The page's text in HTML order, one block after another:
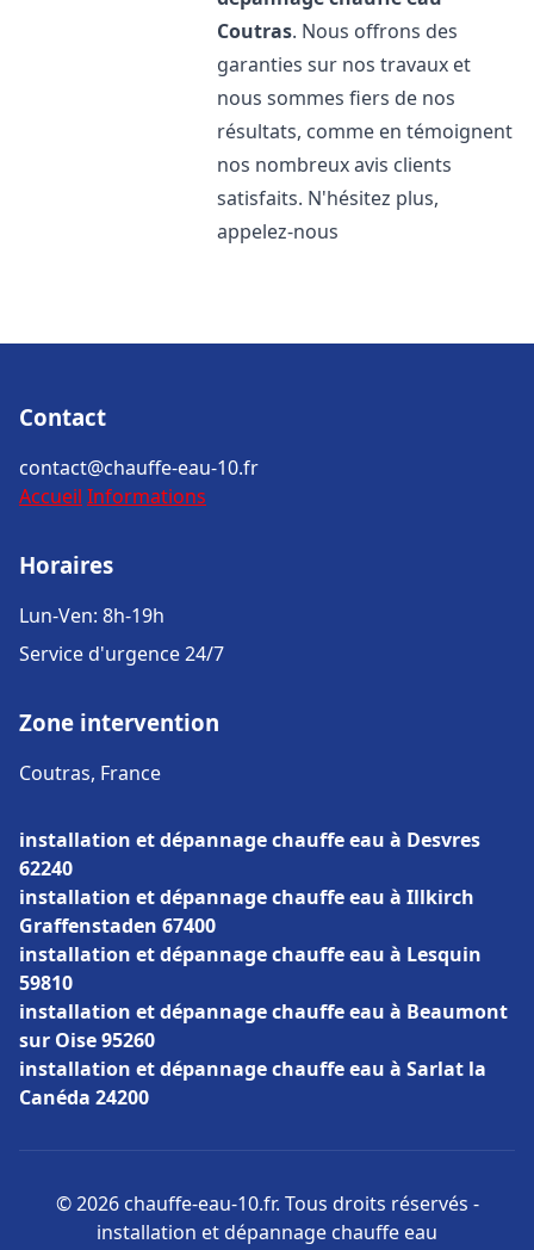
Coutras. Nous offrons des
garanties sur nos travaux et
nous sommes fiers de nos
résultats, comme en témoignent
nos nombreux avis clients
satisfaits. N'hésitez plus,
appelez-nous
Contact
contact@chauffe-eau-10.fr
Accueil Informations
Horaires
Lun-Ven: 8h-19h
Service d'urgence 24/7
Zone intervention
Coutras, France
installation et dépannage chauffe eau à Desvres
62240
installation et dépannage chauffe eau à Illkirch
Graffenstaden 67400
installation et dépannage chauffe eau à Lesquin
59810
installation et dépannage chauffe eau à Beaumont
sur Oise 95260
installation et dépannage chauffe eau à Sarlat la
Canéda 24200
© 2026 chauffe-eau-10.fr. Tous droits réservés -
installation et dépannage chauffe eau